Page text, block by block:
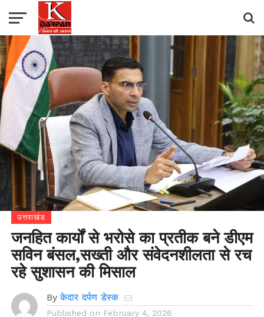
उत्तराखंड
जनहित कार्यों से भरोसे का प्रतीक बने डीएम
सविन बंसल,सख्ती और संवेदनशीलता से रच
रहे सुशासन की मिसाल
By केदार दर्पण डेस्क
Published on February 4, 2026